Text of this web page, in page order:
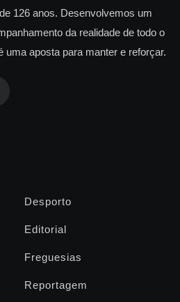
126 anos. Desenvolvemos um
da realidade de todo o
uma aposta para manter e reforçar.
Desporto
Editorial
Freguesias
Reportagem